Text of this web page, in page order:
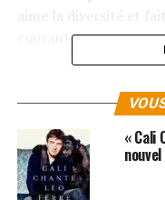
aime la diversité et
courant.
« Cali